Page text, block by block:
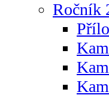
Ročník